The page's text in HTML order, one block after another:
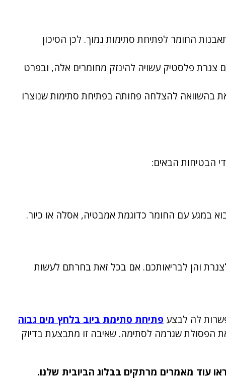
החומר לפתיחת סתימות נמוך. לכן הסיכון
צנרת פלסטיק עשויה להינזק מחומרים אלה, ובפרט
בהשוואה להצלחה פחותה בפתיחת סתימות שנוצרו
הבטיחות הבאים:
במגע עם החומר כדוגמת אמבטיה, אסלה או כיור.
והן לבריאותכם. אם בכל זאת בחרתם לעשות
לה לבצע פתיחת סתימת ביוב בלחץ מים גבוה
הפסולת שגרמה לסתימה. שאיבה זו מתבצעת בדיוק
עוד מאמרים מרתקים בבלוג הביובית שלנו.